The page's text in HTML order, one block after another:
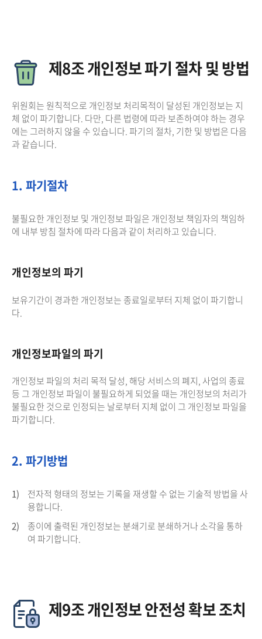
제8조 개인정보 파기 절차 및 방법
위원회는 원칙적으로 개인정보 처리목적이 달성된 개인정보는 지
체 없이 파기합니다. 다만, 다른 법령에 따라 보존하여야 하는 경우
에는 그러하지 않을 수 있습니다. 파기의 절차, 기한 및 방법은 다음
과 같습니다.
1. 파기절차
불필요한 개인정보 및 개인정보 파일은 개인정보 책임자의 책임하
에 내부 방침 절차에 따라 다음과 같이 처리하고 있습니다.
개인정보의 파기
보유기간이 경과한 개인정보는 종료일로부터 지체 없이 파기합니
다.
개인정보파일의 파기
개인정보 파일의 처리 목적 달성, 해당 서비스의 폐지, 사업의 종료
등 그 개인정보 파일이 불필요하게 되었을 때는 개인정보의 처리가
불필요한 것으로 인정되는 날로부터 지체 없이 그 개인정보 파일을
파기합니다.
2. 파기방법
1)
전자적 형태의 정보는 기록을 재생할 수 없는 기술적 방법을 사
용합니다.
2)
종이에 출력된 개인정보는 분쇄기로 분쇄하거나 소각을 통하
여 파기합니다.
제9조 개인정보 안전성 확보 조치